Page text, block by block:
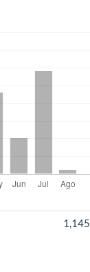
1,145